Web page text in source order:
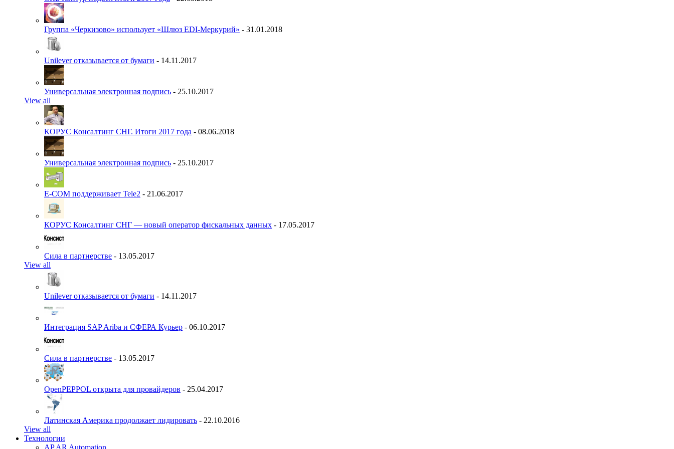
Группа «Черкизово» использует «Шлюз EDI-Меркурий» - 31.01.2018
Unilever отказывается от бумаги - 14.11.2017
Универсальная электронная подпись - 25.10.2017
View all
КОРУС Консалтинг СНГ. Итоги 2017 года - 08.06.2018
Универсальная электронная подпись - 25.10.2017
E-COM поддерживает Tele2 - 21.06.2017
КОРУС Консалтинг СНГ — новый оператор фискальных данных - 17.05.2017
Сила в партнерстве - 13.05.2017
View all
Unilever отказывается от бумаги - 14.11.2017
Интеграция SAP Ariba и СФЕРА Курьер - 06.10.2017
Сила в партнерстве - 13.05.2017
OpenPEPPOL открыта для провайдеров - 25.04.2017
Латинская Америка продолжает лидировать - 22.10.2016
View all
Технологии